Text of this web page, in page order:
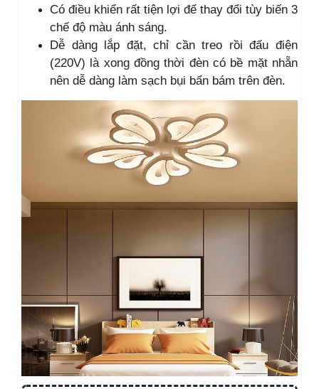
Có điều khiển rất tiện lợi để thay đổi tùy biến 3
chế độ màu ánh sáng.
Dễ dàng lắp đặt, chỉ cần treo rồi đấu điện
(220V) là xong đồng thời đèn có bề mặt nhẵn
nên dễ dàng làm sạch bụi bẩn bám trên đèn.